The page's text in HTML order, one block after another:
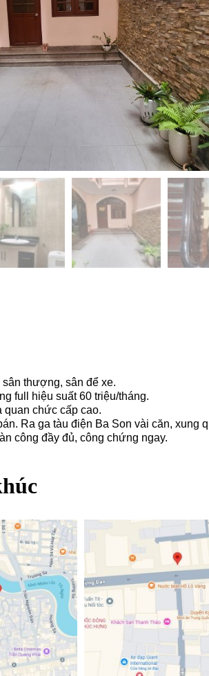
sân thượng, sân để xe.
full hiệu suất 60 triệu/tháng.
quan chức cấp cao.
Ra ga tàu điện Ba Son vài căn, xung
công đầy đủ, công chứng ngay.